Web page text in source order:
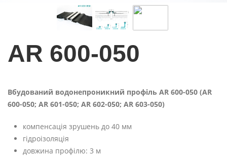
AR 600-050
Вбудований водонепроникний профіль AR 600-050 (AR
600-050; AR 601-050; AR 602-050; AR 603-050)
компенсація зрушень до 40 мм
гідроізоляція
довжина профілю: 3 м